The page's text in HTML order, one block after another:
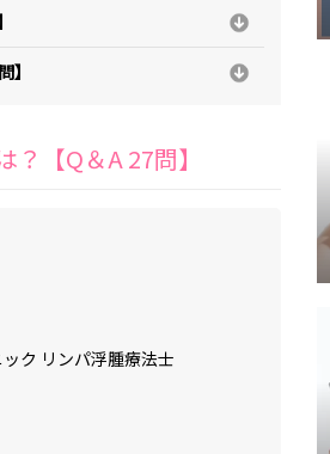
】
【Q＆A 27問】
ク リンパ浮腫療法士